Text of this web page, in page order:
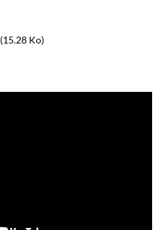
(15.28 Ko)